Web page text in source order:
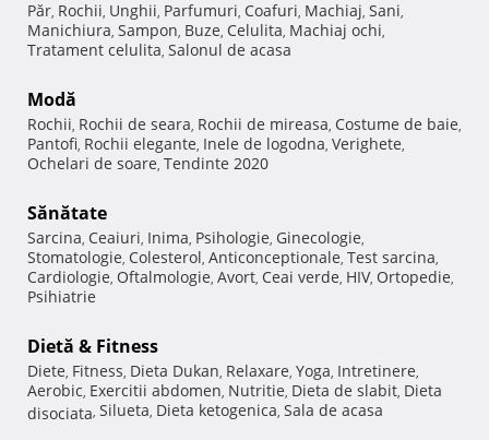
Păr, Rochii, Unghii, Parfumuri, Coafuri, Machiaj, Sani,
Manichiura, Sampon, Buze, Celulita, Machiaj ochi,
Tratament celulita, Salonul de acasa
Modă
Rochii, Rochii de seara, Rochii de mireasa, Costume de baie,
Pantofi, Rochii elegante, Inele de logodna, Verighete,
Ochelari de soare, Tendinte 2020
Sănătate
Sarcina, Ceaiuri, Inima, Psihologie, Ginecologie,
Stomatologie, Colesterol, Anticonceptionale, Test sarcina,
Cardiologie, Oftalmologie, Avort, Ceai verde, HIV, Ortopedie,
Psihiatrie
Dietă & Fitness
Diete, Fitness, Dieta Dukan, Relaxare, Yoga, Intretinere,
Aerobic, Exercitii abdomen, Nutritie, Dieta de slabit, Dieta
disociata, Silueta, Dieta ketogenica, Sala de acasa